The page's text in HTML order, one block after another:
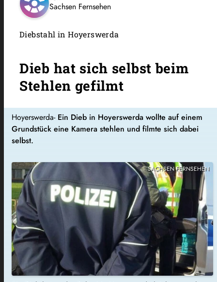
Sachsen Fernsehen
Diebstahl in Hoyerswerda
Dieb hat sich selbst beim
Stehlen gefilmt
Hoyerswerda- Ein Dieb in Hoyerswerda wollte auf einem
Grundstück eine Kamera stehlen und filmte sich dabei
selbst.
SACHSEN FERNSEHEN